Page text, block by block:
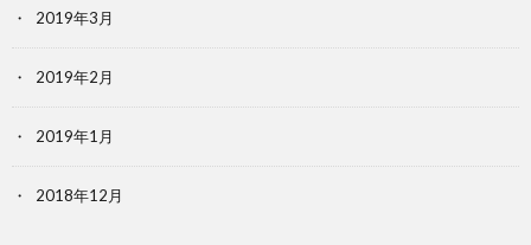
2019年3月
2019年2月
2019年1月
2018年12月